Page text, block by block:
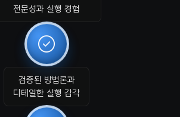
전문성과 실행 경험
검증된 방법론과
디테일한 실행 감각